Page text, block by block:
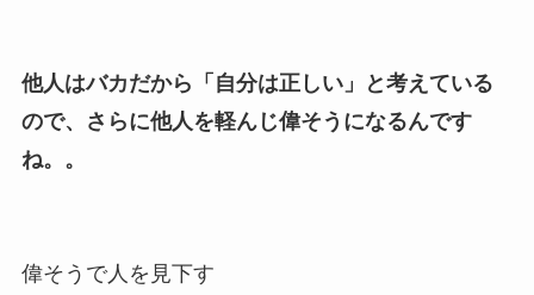
他人はバカだから「自分は正しい」と考えている
ので、さらに他人を軽んじ偉そうになるんです
ね。。
偉そうで人を見下す